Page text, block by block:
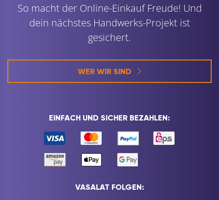
So macht der Online-Einkauf Freude! Und
dein nächstes Handwerks-Projekt ist
gesichert.
WER WIR SIND
EINFACH UND SICHER BEZAHLEN:
VASALAT FOLGEN: